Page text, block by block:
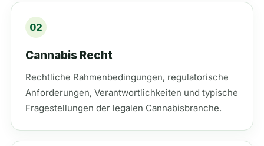
02
Cannabis Recht
Rechtliche Rahmenbedingungen, regulatorische
Anforderungen, Verantwortlichkeiten und typische
Fragestellungen der legalen Cannabisbranche.